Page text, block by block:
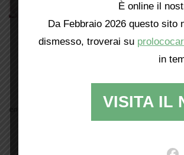
È online il
Da Febbraio 2026 questo sito
dismesso, troverai su
in
VISITA IL